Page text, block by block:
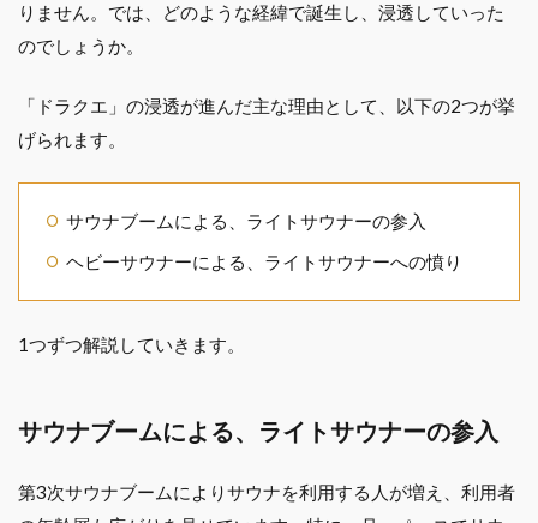
りません。では、どのような経緯で誕生し、浸透していった
のでしょうか。
「ドラクエ」の浸透が進んだ主な理由として、以下の2つが挙
げられます。
サウナブームによる、ライトサウナーの参入
ヘビーサウナーによる、ライトサウナーへの憤り
1つずつ解説していきます。
サウナブームによる、ライトサウナーの参入
第3次サウナブームによりサウナを利用する人が増え、利用者